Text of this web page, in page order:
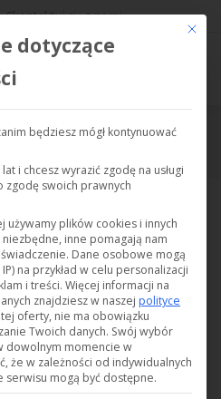
Skontaktuj się z nami
produkty
Jesteś tutaj:
33
Ce
dotyczące
będziesz mógł kontynuować
i chcesz wyrazić zgodę na usługi
zgodę swoich prawnych
plików cookies i innych
inne pomagają nam
Dane osobowe mogą
na przykład w celu personalizacji
i treści. Więcej informacji na
znajdziesz w naszej polityce
oferty, nie ma obowiązku
Twoich danych. Swój wybór
dowolnym momencie w
że w zależności od indywidualnych
serwisu mogą być dostępne.